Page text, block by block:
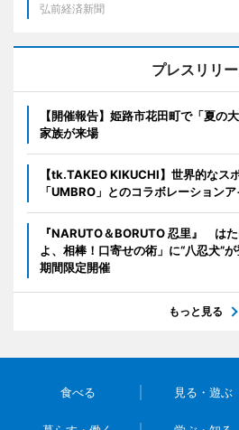
弘前経済新聞
プレスリリ
【開催報告】姫路市花田町で「夏の
家族が来場
【tk.TAKEO KIKUCHI】世界的なス
「UMBRO」とのコラボレーションア
『NARUTO＆BORUTO 忍里』 は
よ、相棒！口寄せの術」に“八忍犬”
期間限定開催
もっと見る
食べる 見る・遊ぶ